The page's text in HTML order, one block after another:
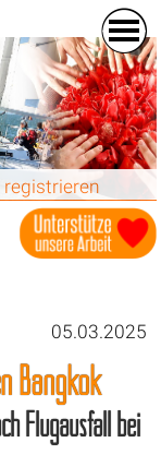
05.03.2025
Bangkok
Flugausfall bei